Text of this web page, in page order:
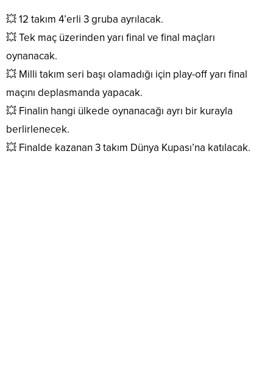
💥 12 takım 4’erli 3 gruba ayrılacak.
💥 Tek maç üzerinden yarı final ve final maçları
oynanacak.
💥 Milli takım seri başı olamadığı için play-off yarı final
maçını deplasmanda yapacak.
💥 Finalin hangi ülkede oynanacağı ayrı bir kurayla
berlirlenecek.
💥 Finalde kazanan 3 takım Dünya Kupası’na katılacak.